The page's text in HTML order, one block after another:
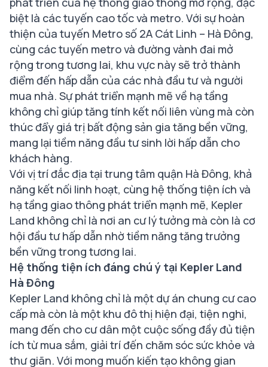
biệt là các tuyến cao tốc và metro. Với sự hoàn
thiện của tuyến Metro số 2A Cát Linh – Hà Đông,
cùng các tuyến metro và đường vành đai mở
rộng trong tương lai, khu vực này sẽ trở thành
điểm đến hấp dẫn của các nhà đầu tư và người
mua nhà. Sự phát triển mạnh mẽ về hạ tầng
không chỉ giúp tăng tính kết nối liên vùng mà còn
thúc đẩy giá trị bất động sản gia tăng bền vững,
mang lại tiềm năng đầu tư sinh lời hấp dẫn cho
khách hàng.
Với vị trí đắc địa tại trung tâm quận Hà Đông, khả
năng kết nối linh hoạt, cùng hệ thống tiện ích và
hạ tầng giao thông phát triển mạnh mẽ, Kepler
Land không chỉ là nơi an cư lý tưởng mà còn là cơ
hội đầu tư hấp dẫn nhờ tiềm năng tăng trưởng
bền vững trong tương lai.
Hệ thống tiện ích đáng chú ý tại Kepler Land
Hà Đông
Kepler Land không chỉ là một dự án chung cư cao
cấp mà còn là một khu đô thị hiện đại, tiện nghi,
mang đến cho cư dân một cuộc sống đầy đủ tiện
ích từ mua sắm, giải trí đến chăm sóc sức khỏe và
thư giãn. Với mong muốn kiến tạo không gian